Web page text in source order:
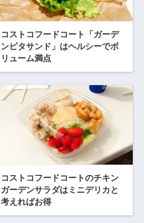
コストコフードコート「ガーデ
ンピタサンド」はヘルシーでボ
リューム満点
コストコフードコートのチキン
ガーデンサラダはミニデリカと
考えればお得